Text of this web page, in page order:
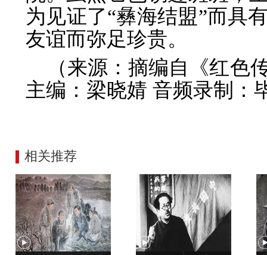
为见证了“彝海结盟”而具
友谊而弥足珍贵。
（来源：摘编自《红色
主编：梁晓婧 音频录制：
相关推荐